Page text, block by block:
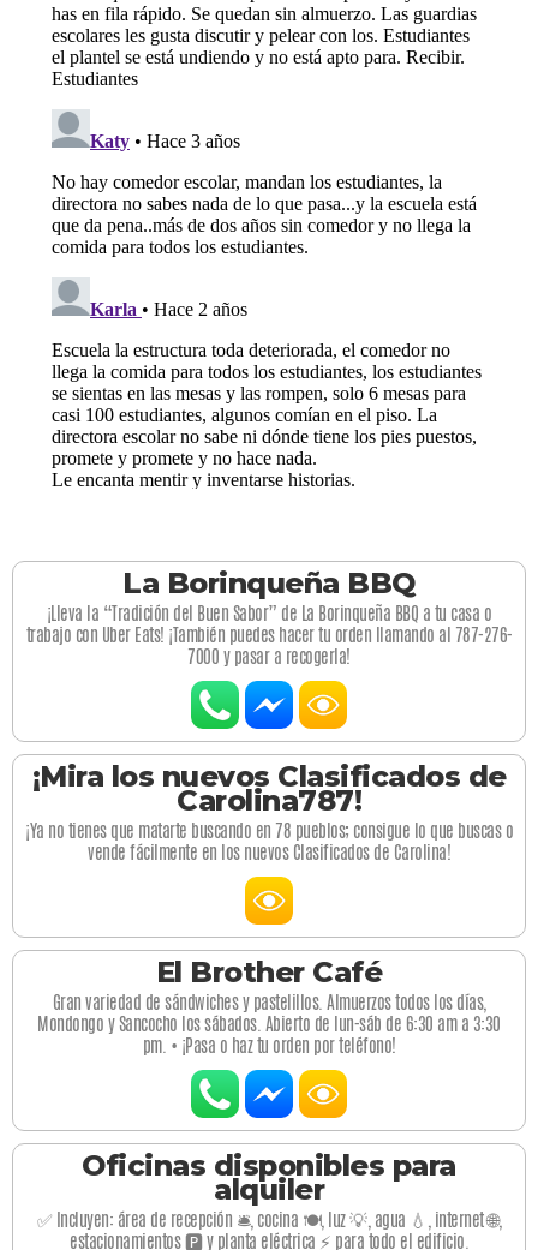
La Borinqueña BBQ
¡Lleva la “Tradición del Buen Sabor” de La Borinqueña BBQ a tu casa o
trabajo con Uber Eats! ¡También puedes hacer tu orden llamando al 787-276-
7000 y pasar a recogerla!
¡Mira los nuevos Clasificados de
Carolina787!
¡Ya no tienes que matarte buscando en 78 pueblos; consigue lo que buscas o
vende fácilmente en los nuevos Clasificados de Carolina!
El Brother Café
Gran variedad de sándwiches y pastelillos. Almuerzos todos los días,
Mondongo y Sancocho los sábados. Abierto de lun-sáb de 6:30 am a 3:30
pm. • ¡Pasa o haz tu orden por teléfono!
Oficinas disponibles para
alquiler
✅ Incluyen: área de recepción 🛎️, cocina 🍽️, luz 💡, agua 💧, internet 🌐,
estacionamientos 🅿️ y planta eléctrica ⚡ para todo el edificio.